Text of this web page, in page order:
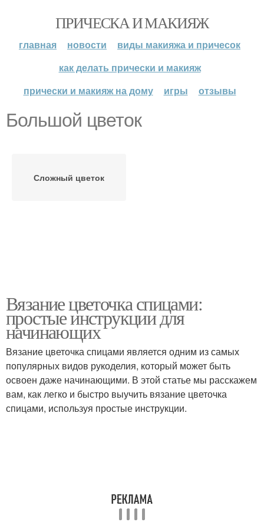
ПРИЧЕСКА И МАКИЯЖ
главная новости
виды макияжа и причесок
как делать прически и макияж
прически и макияж на дому
игры отзывы
Большой цветок
Сложный цветок
Вязание цветочка спицами:
простые инструкции для
начинающих
Вязание цветочка спицами является одним из самых
популярных видов рукоделия, который может быть
освоен даже начинающими. В этой статье мы расскажем
вам, как легко и быстро выучить вязание цветочка
спицами, используя простые инструкции.